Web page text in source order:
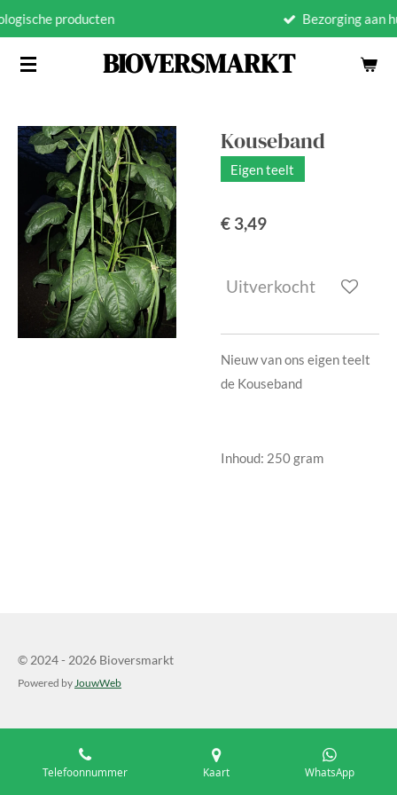
Ga
naar
BIOVERSMARKT
Bezorging aan huis (Binnen West-
Kouseband
Eigen teelt
€ 3,49
Uitverkocht
Nieuw van ons eigen teelt
de Kouseband
Inhoud: 250 gram
© 2024 - 2026 Bioversmarkt
Powered by JouwWeb
Telefoonnummer Kaart WhatsApp